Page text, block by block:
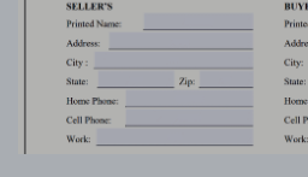
Chat con documento
AI Image Generator
PDFelement per Android
Tutorial Video
Support